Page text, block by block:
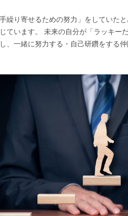
繰り寄せるための努力」をしていた
ています。 未来の自分が「ラッキー
、一緒に努力する・自己研鑽をする